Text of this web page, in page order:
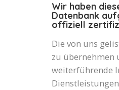
Wir haben
Datenbank
offiziell
Die von uns
zu übernehmen
weiterführende